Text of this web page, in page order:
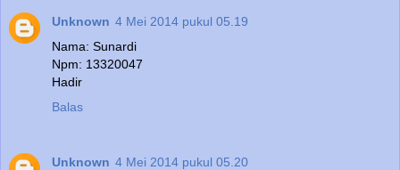
Unknown 4 Mei 2014 pukul 05.19
Nama: Sunardi
Npm: 13320047
Hadir
Balas
Unknown 4 Mei 2014 pukul 05.20